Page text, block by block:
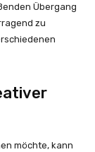
Übergang
zu
möchte, kann